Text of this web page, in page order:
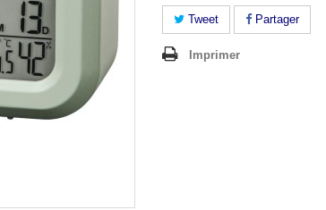
Tweet Partager
Imprimer